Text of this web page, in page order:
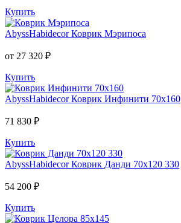
Купить
AbyssHabidecor Коврик Мэрипоса
от 27 320 ₽
Купить
AbyssHabidecor Коврик Инфинити 70х160
71 830 ₽
Купить
AbyssHabidecor Коврик Данди 70х120 330
54 200 ₽
Купить